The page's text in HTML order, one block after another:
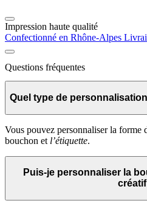
Impression haute qualité
Confectionné en Rhône-Alpes
Questions fréquentes
Quel type de
Vous pouvez personnaliser la forme
bouchon et l’étiquette.
Puis-je personnaliser la